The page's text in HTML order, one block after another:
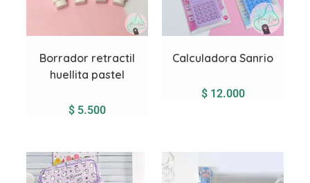
Borrador retractil
huellita pastel
$ 5.500
Calculadora Sanrio
$12.000